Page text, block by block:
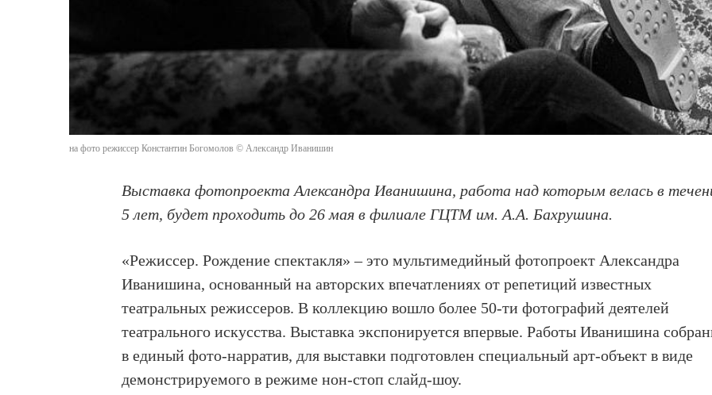
на фото режиссер Константин Богомолов © Александр Иванишин
Выставка фотопроекта Александра Иванишина, работа над которым велась в
5 лет, будет проходить до 26 мая в филиале ГЦТМ им. А.А. Бахрушина.
«Режиссер. Рождение спектакля» – это мультимедийный фотопроект Александра
Иванишина, основанный на авторских впечатлениях от репетиций известных
театральных режиссеров. В коллекцию вошло более 50-ти фотографий деятелей
театрального искусства. Выставка экспонируется впервые. Работы Иванишина
в единый фото-нарратив, для выставки подготовлен специальный арт-объект в виде
демонстрируемого в режиме нон-стоп слайд-шоу.